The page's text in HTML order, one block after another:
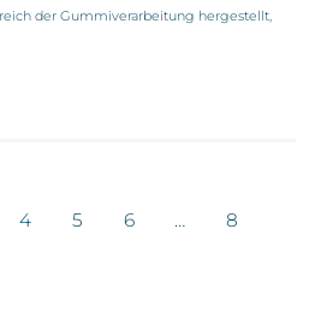
der Gummiverarbeitung hergestellt,
4 5 6 … 8